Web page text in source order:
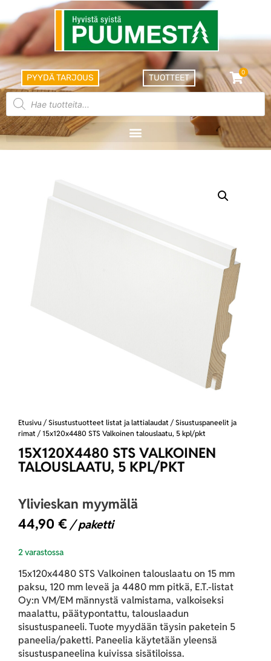
PYYDÄ TARJOUS TUOTTEET
0
Etusivu / Sisustustuotteet listat ja lattialaudat / Sisustuspaneelit ja
rimat / 15x120x4480 STS Valkoinen talouslaatu, 5 kpl/pkt
15X120X4480 STS VALKOINEN
TALOUSLAATU, 5 KPL/PKT
Ylivieskan myymälä
44,90 € / paketti
2 varastossa
15x120x4480 STS Valkoinen talouslaatu on 15 mm
paksu, 120 mm leveä ja 4480 mm pitkä, E.T.-listat
Oy:n VM/EM männystä valmistama, valkoiseksi
maalattu, päätypontattu, talouslaadun
sisustuspaneeli. Tuote myydään täysin paketein 5
paneelia/paketti. Paneelia käytetään yleensä
sisustuspaneelina kuivissa sisätiloissa.